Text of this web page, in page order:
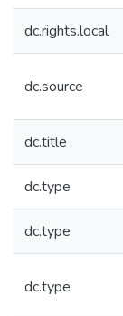
dc.rights.local
dc.source
dc.title
dc.type
dc.type
dc.type